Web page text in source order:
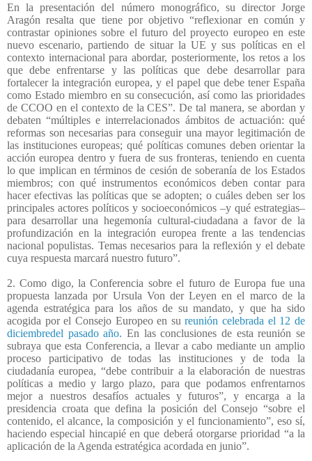
En la presentación del número monográfico, su director Jorge
Aragón resalta que tiene por objetivo “reflexionar en común y
contrastar opiniones sobre el futuro del proyecto europeo en este
nuevo escenario, partiendo de situar la UE y sus políticas en el
contexto internacional para abordar, posteriormente, los retos a los
que debe enfrentarse y las políticas que debe desarrollar para
fortalecer la integración europea, y el papel que debe tener España
como Estado miembro en su consecución, así como las prioridades
de CCOO en el contexto de la CES”. De tal manera, se abordan y
debaten “múltiples e interrelacionados ámbitos de actuación: qué
reformas son necesarias para conseguir una mayor legitimación de
las instituciones europeas; qué políticas comunes deben orientar la
acción europea dentro y fuera de sus fronteras, teniendo en cuenta
lo que implican en términos de cesión de soberanía de los Estados
miembros; con qué instrumentos económicos deben contar para
hacer efectivas las políticas que se adopten; o cuáles deben ser los
principales actores políticos y socioeconómicos –y qué estrategias–
para desarrollar una hegemonía cultural-ciudadana a favor de la
profundización en la integración europea frente a las tendencias
nacional populistas. Temas necesarios para la reflexión y el debate
cuya respuesta marcará nuestro futuro”.
2. Como digo, la Conferencia sobre el futuro de Europa fue una
propuesta lanzada por Ursula Von der Leyen en el marco de la
agenda estratégica para los años de su mandato, y que ha sido
acogida por el Consejo Europeo en sureunión celebrada el 12 de
diciembredel pasado año. En las conclusiones de esta reunión se
subraya que esta Conferencia, a llevar a cabo mediante un amplio
proceso participativo de todas las instituciones y de toda la
ciudadanía europea, “debe contribuir a la elaboración de nuestras
políticas a medio y largo plazo, para que podamos enfrentarnos
mejor a nuestros desafíos actuales y futuros”, y encarga a la
presidencia croata que defina la posición del Consejo “sobre el
contenido, el alcance, la composición y el funcionamiento”, eso sí,
haciendo especial hincapié en que deberá otorgarse prioridad “a la
aplicación de la Agenda estratégica acordada en junio”.